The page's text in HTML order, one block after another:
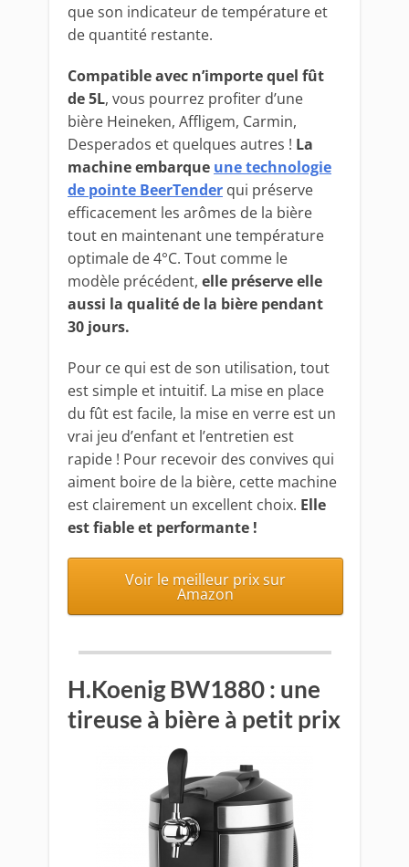
que son indicateur de température et
de quantité restante.
Compatible avec n’importe quel fût
de 5L, vous pourrez profiter d’une
bière Heineken, Affligem, Carmin,
Desperados et quelques autres ! La
machine embarque une technologie
de pointe BeerTender qui préserve
efficacement les arômes de la bière
tout en maintenant une température
optimale de 4°C. Tout comme le
modèle précédent, elle préserve elle
aussi la qualité de la bière pendant
30 jours.
Pour ce qui est de son utilisation, tout
est simple et intuitif. La mise en place
du fût est facile, la mise en verre est un
vrai jeu d’enfant et l’entretien est
rapide ! Pour recevoir des convives qui
aiment boire de la bière, cette machine
est clairement un excellent choix. Elle
est fiable et performante !
Voir le meilleur prix sur
Amazon
H.Koenig BW1880 : une
tireuse à bière à petit prix